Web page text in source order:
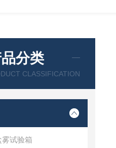
分类
CLASSIFICATION
雾试验箱